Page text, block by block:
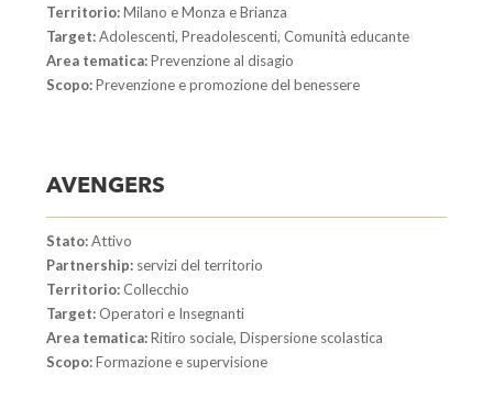
Territorio:Milano e Monza e Brianza
Target:Adolescenti, Preadolescenti, Comunità educante
Area tematica:Prevenzione al disagio
Scopo:Prevenzione e promozione del benessere
AVENGERS
Stato:Attivo
Partnership: servizi del territorio
Territorio:Collecchio
Target:Operatori e Insegnanti
Area tematica:Ritiro sociale, Dispersione scolastica
Scopo:Formazione e supervisione